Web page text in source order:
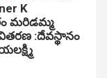
K
మరిడమ్మ
:దేవస్థానం